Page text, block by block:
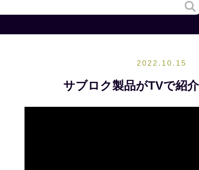
2022.10.15
サブロク製品がTVで紹